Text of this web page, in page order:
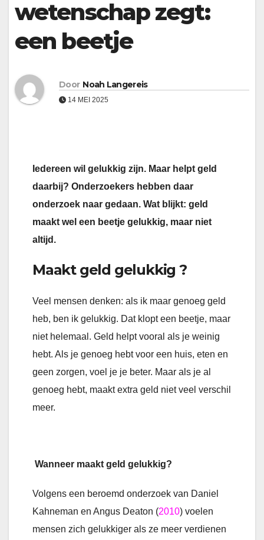
wetenschap zegt:
een beetje
Door Noah Langereis
14 MEI 2025
Iedereen wil gelukkig zijn. Maar helpt geld
daarbij? Onderzoekers hebben daar
onderzoek naar gedaan. Wat blijkt: geld
maakt wel een beetje gelukkig, maar niet
altijd.
Maakt geld gelukkig ?
Veel mensen denken: als ik maar genoeg geld
heb, ben ik gelukkig. Dat klopt een beetje, maar
niet helemaal. Geld helpt vooral als je weinig
hebt. Als je genoeg hebt voor een huis, eten en
geen zorgen, voel je je beter. Maar als je al
genoeg hebt, maakt extra geld niet veel verschil
meer.
Wanneer maakt geld gelukkig?
Volgens een beroemd onderzoek van Daniel
Kahneman en Angus Deaton (2010) voelen
mensen zich gelukkiger als ze meer verdienen